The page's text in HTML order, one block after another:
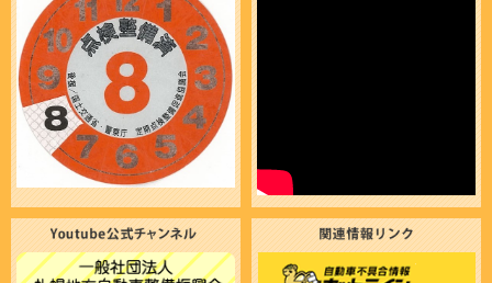
コンピュータ･システム診断認定店一覧
2023年7月7日
いざという時に役立つ 「ドライブガイドブック」
2023年7月1日
令和５年７月より、検査標章（車検ステッカー）の貼付位置が変
更となります。
2021年1月25日
エコドライブ10のすすめ
2018年2月28日
ご存知でしたか？認証（指定）工場における車検と代行車検の違
いについて。